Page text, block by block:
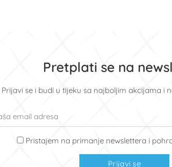
Pretplati se na
Prijavi se i budi u tijeku sa najboljim akcijama i
Pristajem na primanje newslettera i
Prijavi se